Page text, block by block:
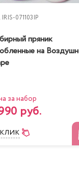
добавим
изготовим
IRIS-071103IP
пряник
на
за набор
руб.